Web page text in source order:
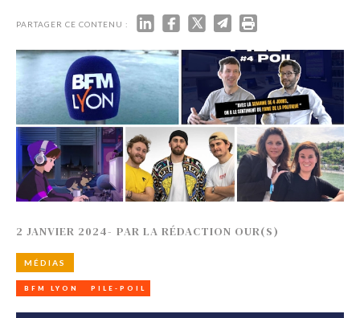
PARTAGER CE CONTENU :
2 JANVIER 2024- PAR LA RÉDACTION OUR(S)
MÉDIAS
BFM LYON PILE-POIL